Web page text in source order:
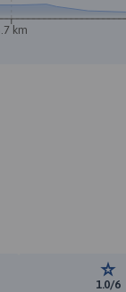
km
1.0/6